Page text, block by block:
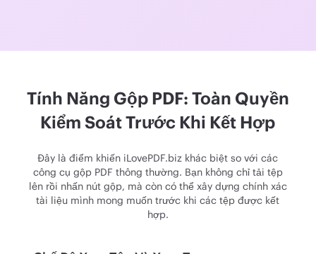
Tính Năng Gộp PDF: Toàn Quyền
Kiểm Soát Trước Khi Kết Hợp
Đây là điểm khiến iLovePDF.biz khác biệt so với các
công cụ gộp PDF thông thường. Bạn không chỉ tải tệp
lên rồi nhấn nút gộp, mà còn có thể xây dựng chính xác
tài liệu mình mong muốn trước khi các tệp được kết
hợp.